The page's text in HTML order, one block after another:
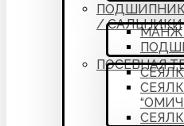
/ САЛЬНИКИ
ПОСЕВНАЯ